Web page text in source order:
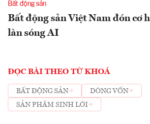
Bất động sản
Bất động sản Việt Nam đón cơ
làn sóng AI
ĐỌC BÀI THEO TỪ KHOÁ
BẤT ĐỘNG SẢN
DÒNG VỐN
SẢN PHẨM SINH LỜI